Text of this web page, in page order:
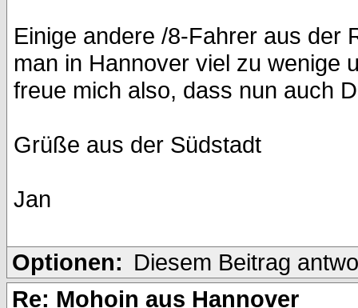
Einige andere /8-Fahrer aus der
man in Hannover viel zu wenige
freue mich also, dass nun auch
Grüße aus der Südstadt
Jan
Optionen: Diesem Beitrag
Re: Mohoin aus Hannover